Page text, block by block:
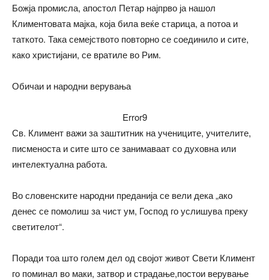
Божја промисла, апостол Петар најпрво ја нашол
Климентовата мајка, која била веќе старица, а потоа и
таткото. Така семејството повторно се соединило и сите,
како христијани, се вратиле во Рим.
Обичаи и народни верувања
Error9
Св. Климент важи за заштитник на учениците, учителите,
писменоста и сите што се занимаваат со духовна или
интелектуална работа.
Во словенските народни преданија се вели дека „ако
денес се помолиш за чист ум, Господ го услишува преку
светителот“.
Поради тоа што голем дел од својот живот Свети Климент
го поминал во маки, затвор и страдање,постои верување